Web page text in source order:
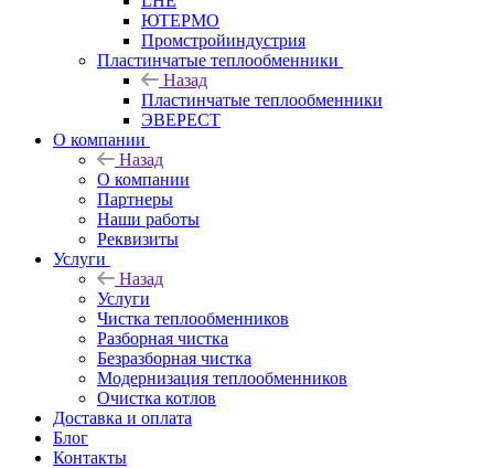
ЮТЕРМО
Промстройиндустрия
Пластинчатые теплообменники
Назад
Пластинчатые теплообменники
ЭВЕРЕСТ
О компании
Назад
О компании
Партнеры
Наши работы
Реквизиты
Услуги
Назад
Услуги
Чистка теплообменников
Разборная чистка
Безразборная чистка
Модернизация теплообменников
Очистка котлов
Доставка и оплата
Блог
Контакты